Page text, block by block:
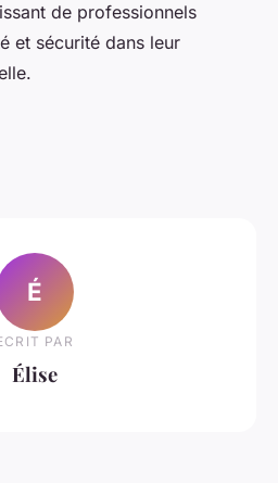
de professionnels
et sécurité dans leur
É
PAR
Élise